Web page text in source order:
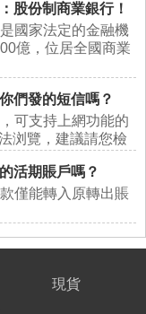
股份制商業銀行！
國家法定的金融機
億，位居全國商業
們發的短信嗎？
可支持上網功能的
浏覽，建議請您檢
活期賬戶嗎？
僅能轉入原轉出賬
現貨